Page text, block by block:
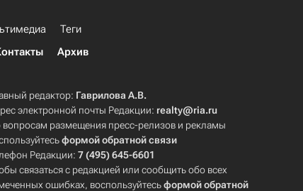
Теги
Архив
редактор: Гаврилова А.В.
электронной почты Редакции: realty@ria.ru
вопросам размещения пресс-релизов и рекламы
формой обратной связи
Редакции:7 (495) 645-6601
связаться с редакцией или сообщить обо всех
ошибках, воспользуйтесьформой обратной